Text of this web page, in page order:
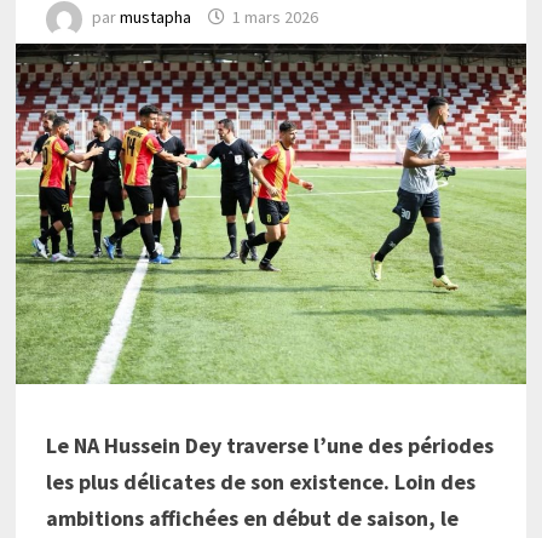
parmustapha 1 mars 2026
Le NA Hussein Dey traverse l’une des périodes
les plus délicates de son existence. Loin des
ambitions affichées en début de saison, le